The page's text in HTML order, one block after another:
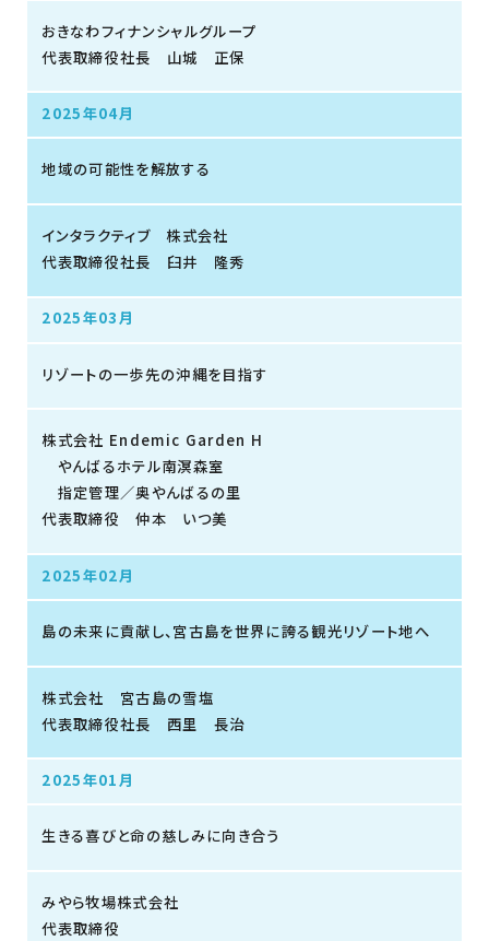
おきなわフィナンシャルグループ
代表取締役社長 山城 正保
2025年04月
地域の可能性を解放する
インタラクティブ 株式会社
代表取締役社長 臼井 隆秀
2025年03月
リゾートの一歩先の沖縄を目指す
株式会社 Endemic Garden H
やんばるホテル南溟森室
指定管理／奥やんばるの里
代表取締役 仲本 いつ美
2025年02月
島の未来に貢献し、宮古島を世界に誇る観光リゾート地へ
株式会社 宮古島の雪塩
代表取締役社長 西里 長治
2025年01月
生きる喜びと命の慈しみに向き合う
みやら牧場株式会社
代表取締役